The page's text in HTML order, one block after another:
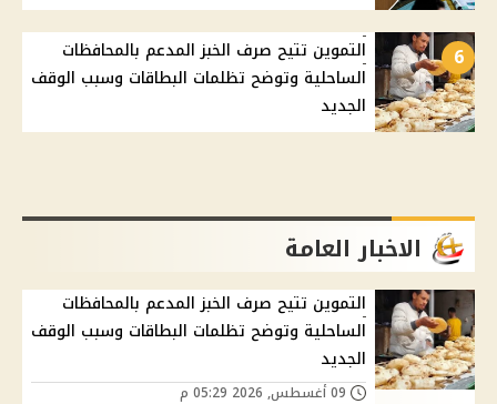
6
التموين تتيح صرف الخبز المدعم بالمحافظات
الساحلية وتوضح تظلمات البطاقات وسبب الوقف
الجديد
الاخبار العامة
التموين تتيح صرف الخبز المدعم بالمحافظات
الساحلية وتوضح تظلمات البطاقات وسبب الوقف
الجديد